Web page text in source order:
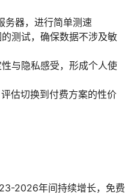
务器，进行简单测速
测试，确保数据不涉及敏
与隐私感受，形成个人使
估切换到付费方案的性价
2026年间持续增长，免费